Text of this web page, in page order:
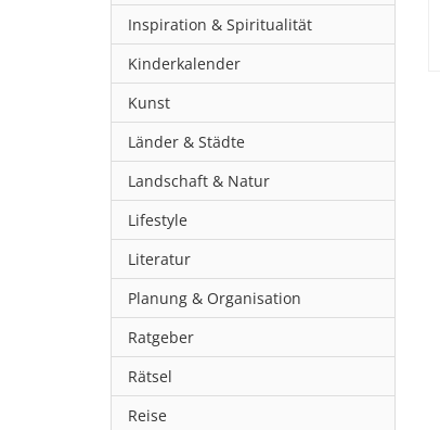
Inspiration & Spiritualität
Kinderkalender
Kunst
Länder & Städte
Landschaft & Natur
Lifestyle
Literatur
Planung & Organisation
Ratgeber
Rätsel
Reise